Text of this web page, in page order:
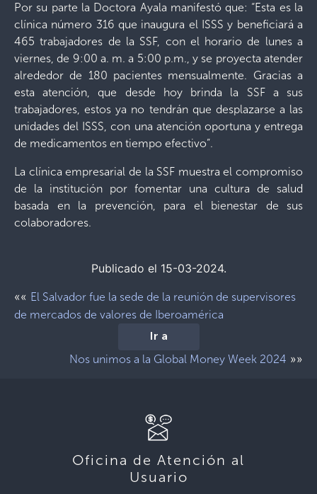
Por su parte la Doctora Ayala manifestó que: “Esta es la
clínica número 316 que inaugura el ISSS y beneficiará a
465 trabajadores de la SSF, con el horario de lunes a
viernes, de 9:00 a. m. a 5:00 p.m., y se proyecta atender
alrededor de 180 pacientes mensualmente. Gracias a
esta atención, que desde hoy brinda la SSF a sus
trabajadores, estos ya no tendrán que desplazarse a las
unidades del ISSS, con una atención oportuna y entrega
de medicamentos en tiempo efectivo”.
La clínica empresarial de la SSF muestra el compromiso
de la institución por fomentar una cultura de salud
basada en la prevención, para el bienestar de sus
colaboradores.
Publicado el 15-03-2024.
«« El Salvador fue la sede de la reunión de supervisores
de mercados de valores de Iberoamérica
Ir a
Nos unimos a la Global Money Week 2024 »»
Oficina de Atención al
Usuario